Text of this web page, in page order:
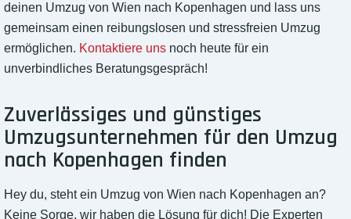
deinen Umzug von Wien nach Kopenhagen und lass uns
gemeinsam einen reibungslosen und stressfreien Umzug
ermöglichen. Kontaktiere uns noch heute für ein
unverbindliches Beratungsgespräch!
Zuverlässiges und günstiges
Umzugsunternehmen für den Umzug
nach Kopenhagen finden
Hey du, steht ein Umzug von Wien nach Kopenhagen an?
Keine Sorge, wir haben die Lösung für dich! Die Experten